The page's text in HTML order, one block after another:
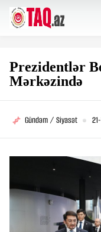
Prezidentlər
Mərkəzində
Gündəm / Siyasət